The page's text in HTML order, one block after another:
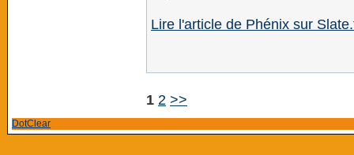
Lire l'article de Phénix sur
1 2 >>
DotClear